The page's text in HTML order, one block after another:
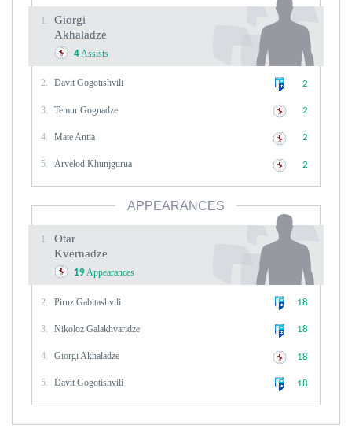
1.
Giorgi
Akhaladze
4 Assists
2. Davit Gogotishvili 2
3. Temur Gognadze 2
4. Mate Antia 2
5. Arvelod Khunjgurua 2
APPEARANCES
1.
Otar
Kvernadze
19Appearances
2. Piruz Gabitashvili 18
3. Nikoloz Galakhvaridze 18
4. Giorgi Akhaladze 18
5. Davit Gogotishvili 18